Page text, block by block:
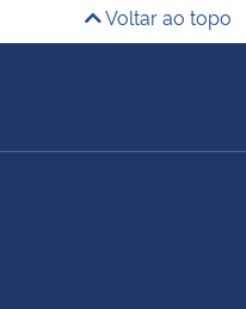
Voltar ao topo